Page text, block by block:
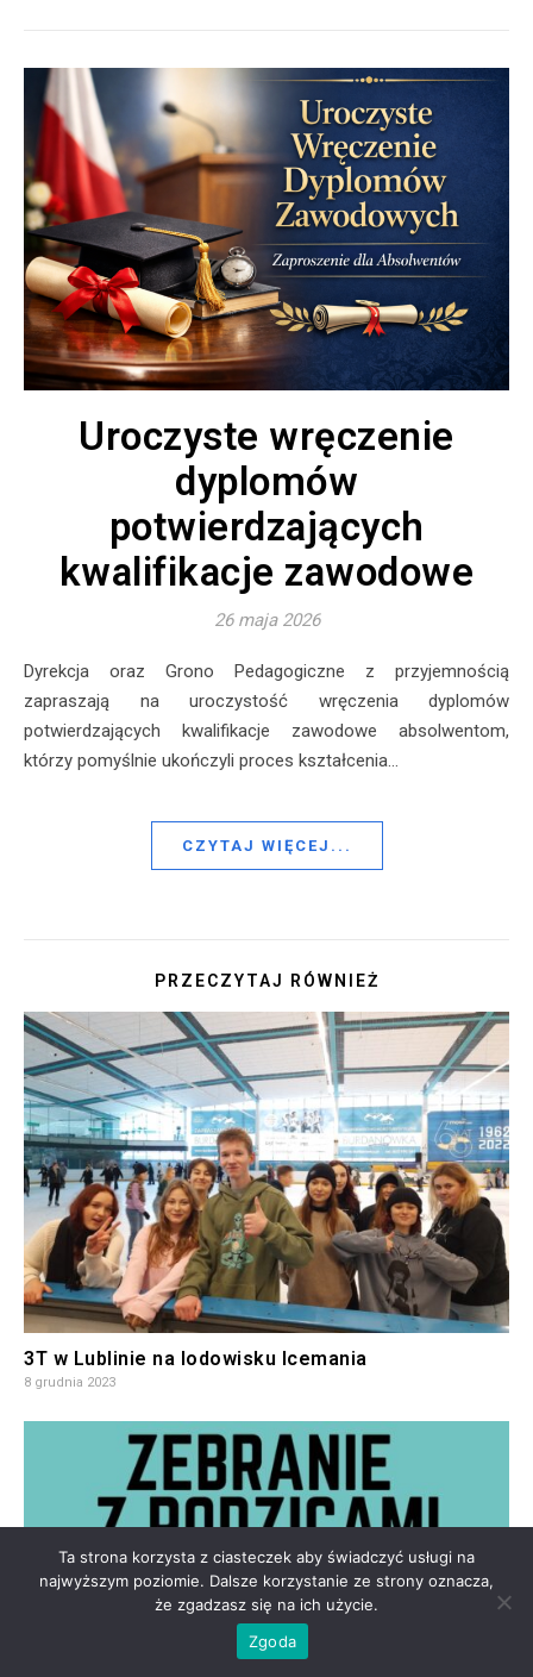
Uroczyste wręczenie
dyplomów
potwierdzających
kwalifikacje zawodowe
26 maja 2026
Dyrekcja oraz Grono Pedagogiczne z przyjemnością
zapraszają na uroczystość wręczenia dyplomów
potwierdzających kwalifikacje zawodowe absolwentom,
którzy pomyślnie ukończyli proces kształcenia…
CZYTAJ WIĘCEJ...
PRZECZYTAJ RÓWNIEŻ
3T w Lublinie na lodowisku Icemania
8 grudnia 2023
Ta strona korzysta z ciasteczek aby świadczyć usługi na
najwyższym poziomie. Dalsze korzystanie ze strony oznacza,
że zgadzasz się na ich użycie.
Zgoda